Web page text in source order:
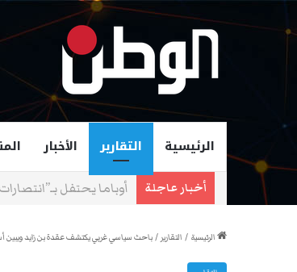
الرئيسية التقارير الأخبار
أخبار عاجلة زهران ممداني عمدة
الرئيسية / التقارير /باحث سياسي غربي يكتشف عقدة بن زايد ويبين